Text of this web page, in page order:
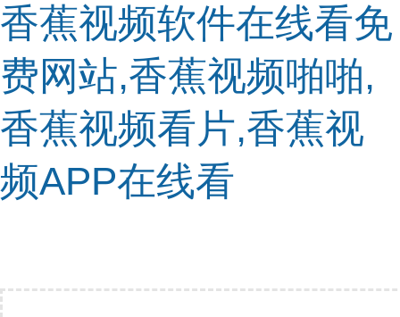
香蕉视频软件在线看免
费网站,香蕉视频啪啪,
香蕉视频看片,香蕉视
频APP在线看